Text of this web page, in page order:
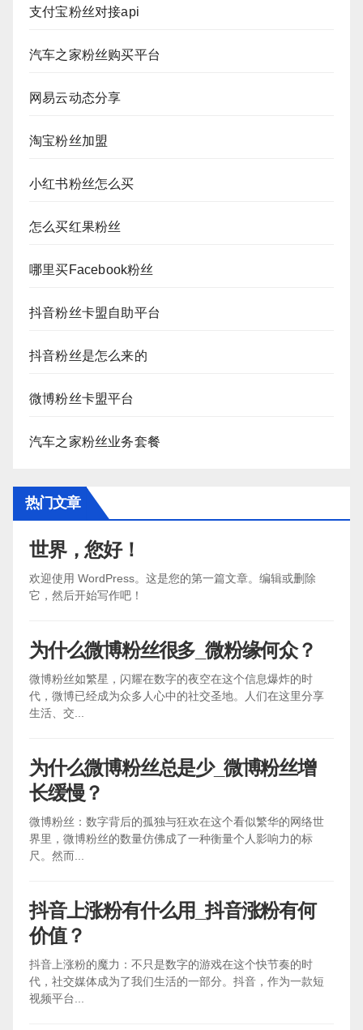
支付宝粉丝对接api
汽车之家粉丝购买平台
网易云动态分享
淘宝粉丝加盟
小红书粉丝怎么买
怎么买红果粉丝
哪里买Facebook粉丝
抖音粉丝卡盟自助平台
抖音粉丝是怎么来的
微博粉丝卡盟平台
汽车之家粉丝业务套餐
热门文章
世界，您好！
欢迎使用 WordPress。这是您的第一篇文章。编辑或删除
它，然后开始写作吧！
为什么微博粉丝很多_微粉缘何众？
微博粉丝如繁星，闪耀在数字的夜空在这个信息爆炸的时
代，微博已经成为众多人心中的社交圣地。人们在这里分享
生活、交...
为什么微博粉丝总是少_微博粉丝增
长缓慢？
微博粉丝：数字背后的孤独与狂欢在这个看似繁华的网络世
界里，微博粉丝的数量仿佛成了一种衡量个人影响力的标
尺。然而...
抖音上涨粉有什么用_抖音涨粉有何
价值？
抖音上涨粉的魔力：不只是数字的游戏在这个快节奏的时
代，社交媒体成为了我们生活的一部分。抖音，作为一款短
视频平台...